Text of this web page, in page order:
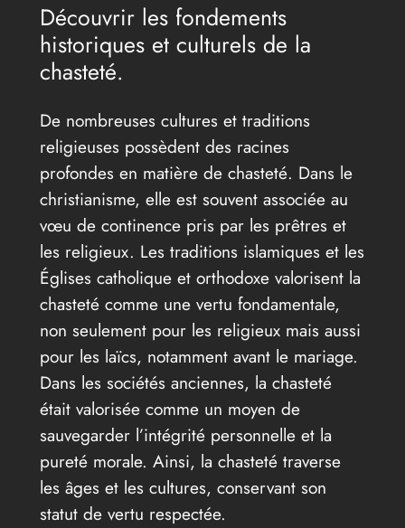
Découvrir les fondements
historiques et culturels de la
chasteté.
De nombreuses cultures et traditions
religieuses possèdent des racines
profondes en matière de chasteté. Dans le
christianisme, elle est souvent associée au
vœu de continence pris par les prêtres et
les religieux. Les traditions islamiques et les
Églises catholique et orthodoxe valorisent la
chasteté comme une vertu fondamentale,
non seulement pour les religieux mais aussi
pour les laïcs, notamment avant le mariage.
Dans les sociétés anciennes, la chasteté
était valorisée comme un moyen de
sauvegarder l’intégrité personnelle et la
pureté morale. Ainsi, la chasteté traverse
les âges et les cultures, conservant son
statut de vertu respectée.